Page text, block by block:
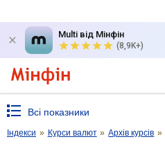
Multi від Мінфін
(8,9K+)
Всі показники
Індекси » Курси валют » Архів курсів »